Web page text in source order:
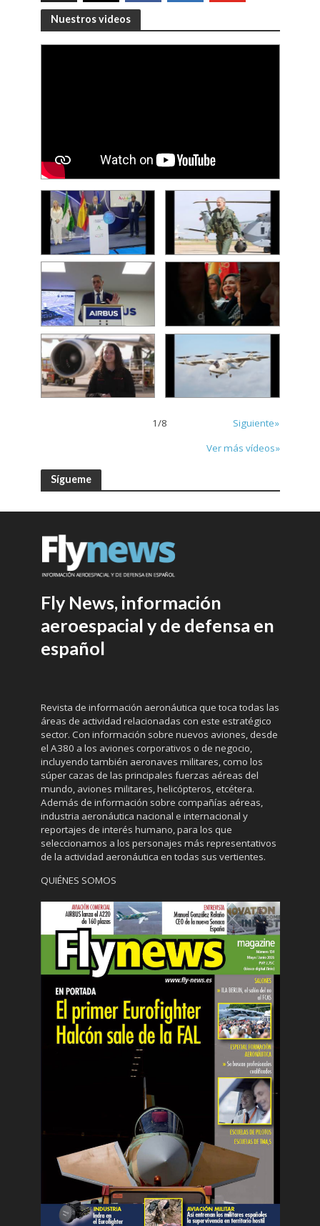
Nuestros videos
1/8
Siguiente»
Ver más vídeos»
Sígueme
Fly News, información
aeroespacial y de defensa en
español
Revista de información aeronáutica que toca todas las
áreas de actividad relacionadas con este estratégico
sector. Con información sobre nuevos aviones, desde
el A380 a los aviones corporativos o de negocio,
incluyendo también aeronaves militares, como los
súper cazas de las principales fuerzas aéreas del
mundo, aviones militares, helicópteros, etcétera.
Además de información sobre compañías aéreas,
industria aeronáutica nacional e internacional y
reportajes de interés humano, para los que
seleccionamos a los personajes más representativos
de la actividad aeronáutica en todas sus vertientes.
QUIÉNES SOMOS